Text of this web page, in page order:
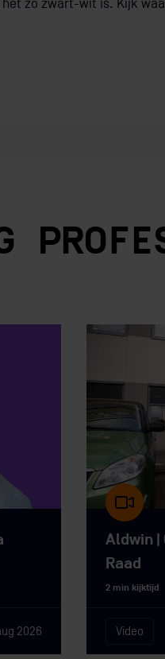
zo zwart-wit is. Kijk
2026
Aldwin |
Raad
2 min kijktijd
Video